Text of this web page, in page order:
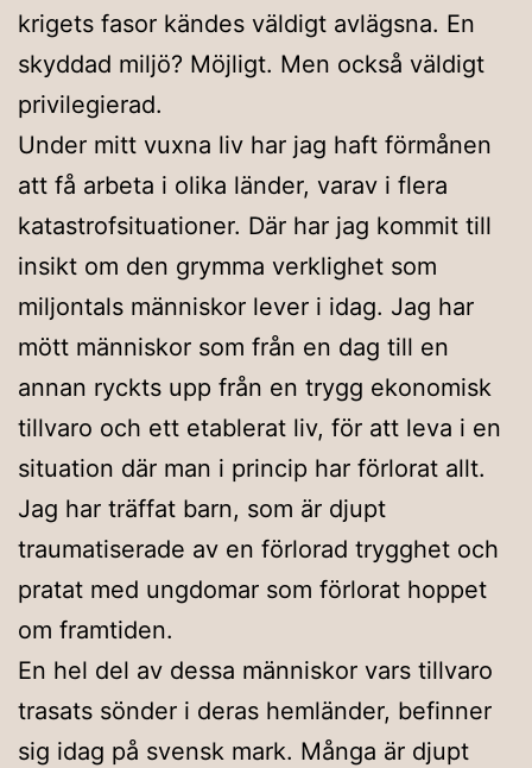
krigets fasor kändes väldigt avlägsna. En
skyddad miljö? Möjligt. Men också väldigt
privilegierad.
Under mitt vuxna liv har jag haft förmånen
att få arbeta i olika länder, varav i flera
katastrofsituationer. Där har jag kommit till
insikt om den grymma verklighet som
miljontals människor lever i idag. Jag har
mött människor som från en dag till en
annan ryckts upp från en trygg ekonomisk
tillvaro och ett etablerat liv, för att leva i en
situation där man i princip har förlorat allt.
Jag har träffat barn, som är djupt
traumatiserade av en förlorad trygghet och
pratat med ungdomar som förlorat hoppet
om framtiden.
En hel del av dessa människor vars tillvaro
trasats sönder i deras hemländer, befinner
sig idag på svensk mark. Många är djupt